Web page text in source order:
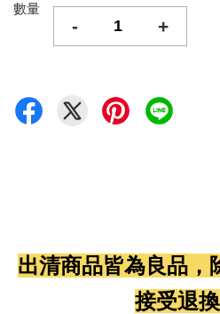
數量
- +
出清商品皆為良品，
接受退換